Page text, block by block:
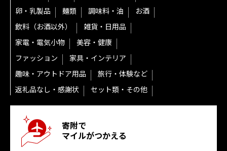
卵・乳製品
麺類 調味料・油
お酒
飲料（お酒以外）
雑貨・日用品
家電・電気小物
美容・健康
ファッション
家具・インテリア
趣味・アウトドア用品
旅行・体験など
返礼品なし・感謝状
セット類・その他
寄附で
マイルがつかえる